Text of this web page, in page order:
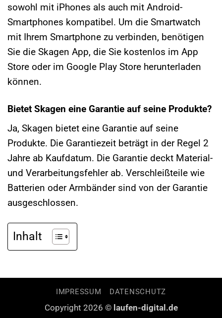
sowohl mit iPhones als auch mit Android-
Smartphones kompatibel. Um die Smartwatch
mit Ihrem Smartphone zu verbinden, benötigen
Sie die Skagen App, die Sie kostenlos im App
Store oder im Google Play Store herunterladen
können.
Bietet Skagen eine Garantie auf seine Produkte?
Ja, Skagen bietet eine Garantie auf seine
Produkte. Die Garantiezeit beträgt in der Regel 2
Jahre ab Kaufdatum. Die Garantie deckt Material-
und Verarbeitungsfehler ab. Verschleißteile wie
Batterien oder Armbänder sind von der Garantie
ausgeschlossen.
Inhalt
IMPRESSUM DATENSCHUTZ
Copyright 2026 © laufen-digital.de